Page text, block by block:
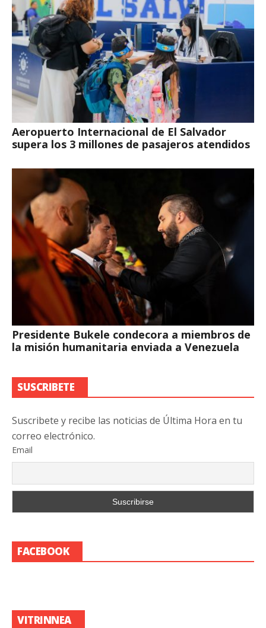
Aeropuerto Internacional de El Salvador
supera los 3 millones de pasajeros atendidos
Presidente Bukele condecora a miembros de
la misión humanitaria enviada a Venezuela
SUSCRIBETE
Suscribete y recibe las noticias de Última Hora en tu
correo electrónico.
Email
FACEBOOK
VITRINNEA